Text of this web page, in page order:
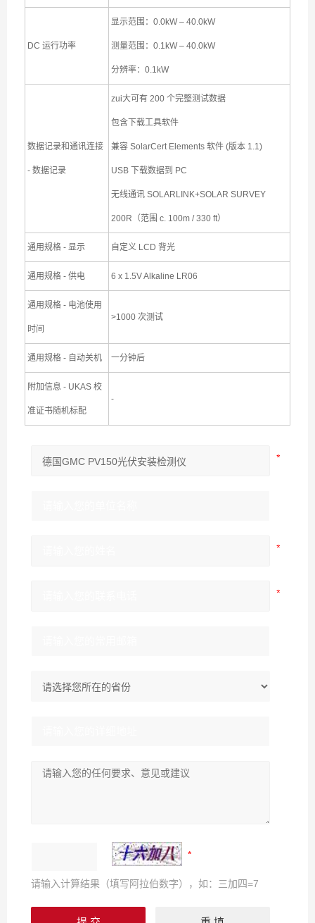
DC 运行功率
显示范围：0.0kW – 40.0kW
测量范围：0.1kW – 40.0kW
分辨率：0.1kW
数据记录和通讯连接
- 数据记录
zui大可有 200 个完整测试数据
包含下载工具软件
兼容 SolarCert Elements 软件 (版本 1.1)
USB 下载数据到 PC
无线通讯 SOLARLINK+SOLAR SURVEY
200R（范围 c. 100m / 330 ft）
通用规格 - 显示 自定义 LCD 背光
通用规格 - 供电 6 x 1.5V Alkaline LR06
通用规格 - 电池使用
时间
>1000 次测试
通用规格 - 自动关机 一分钟后
附加信息 - UKAS 校
准证书随机标配
-
请输入计算结果（填写阿拉伯数字），如：三加四=7